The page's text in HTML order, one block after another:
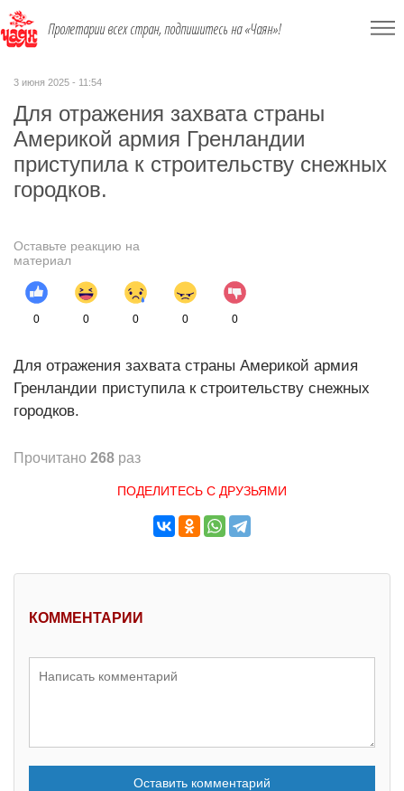
Пролетарии всех стран, подпишитесь на «Чаян»!
3 июня 2025 - 11:54
Для отражения захвата страны
Америкой армия Гренландии
приступила к строительству снежных
городков.
Оставьте реакцию на
материал
0 0 0 0 0
Для отражения захвата страны Америкой армия
Гренландии приступила к строительству снежных
городков.
Прочитано 268 раз
ПОДЕЛИТЕСЬ С ДРУЗЬЯМИ
КОММЕНТАРИИ
Оставить комментарий